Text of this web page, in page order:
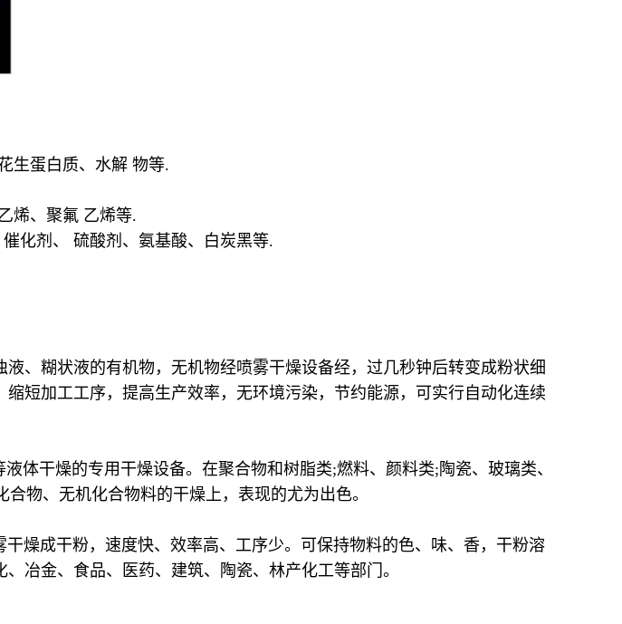
生蛋白质、水解 物等.
烯、聚氟 乙烯等.
化剂、 硫酸剂、氨基酸、白炭黑等.
、糊状液的有机物，无机物经喷雾干燥设备经，过几秒钟后转变成粉状细
短加工工序，提高生产效率，无环境污染，节约能源，可实行自动化连续
体干燥的专用干燥设备。在聚合物和树脂类;燃料、颜料类;陶瓷、玻璃类、
物、无机化合物料的干燥上，表现的尤为出色。
燥成干粉，速度快、效率高、工序少。可保持物料的色、味、香，干粉溶
冶金、食品、医药、建筑、陶瓷、林产化工等部门。